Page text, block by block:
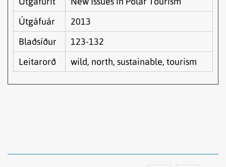
Útgáfuár
2013
Blaðsíður
123-132
Leitarorð
wild, north, sustainable, tourism